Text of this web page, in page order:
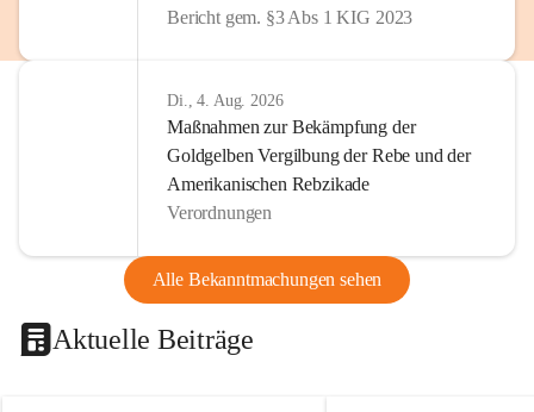
Bericht gem. §3 Abs 1 KIG 2023
Di., 4. Aug. 2026
Maßnahmen zur Bekämpfung der
Goldgelben Vergilbung der Rebe und der
Amerikanischen Rebzikade
Verordnungen
Alle Bekanntmachungen sehen
Aktuelle Beiträge